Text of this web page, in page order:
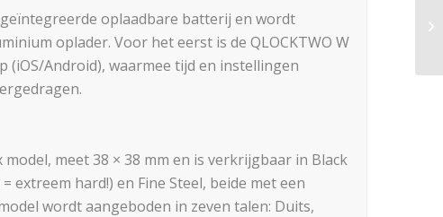
oplaadbare batterij en wordt
oplader. Voor het eerst is de QLOCKTWO W
(iOS/Android), waarmee tijd en instellingen
meet 38 × 38 mm en is verkrijgbaar in Black
extreem hard!) en Fine Steel, beide met een
wordt aangeboden in zeven talen: Duits,